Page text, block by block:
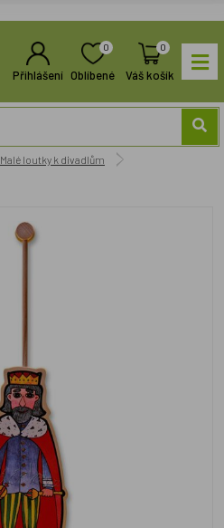
Přihlášení
0
Oblíbené
0
Váš košík
Malé loutky k divadlům